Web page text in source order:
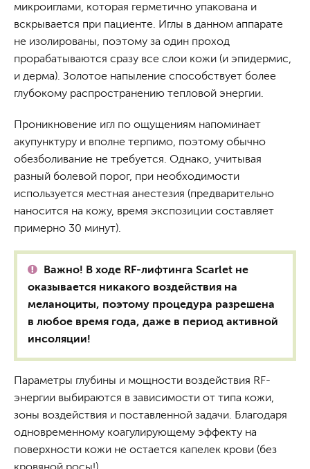
микроиглами, которая герметично упакована и
вскрывается при пациенте. Иглы в данном аппарате
не изолированы, поэтому за один проход
прорабатываются сразу все слои кожи (и эпидермис,
и дерма). Золотое напыление способствует более
глубокому распространению тепловой энергии.
Проникновение игл по ощущениям напоминает
акупунктуру и вполне терпимо, поэтому обычно
обезболивание не требуется. Однако, учитывая
разный болевой порог, при необходимости
используется местная анестезия (предварительно
наносится на кожу, время экспозиции составляет
примерно 30 минут).
Важно! В ходе RF-лифтинга Scarlet не
оказывается никакого воздействия на
меланоциты, поэтому процедура разрешена
в любое время года, даже в период активной
инсоляции!
Параметры глубины и мощности воздействия RF-
энергии выбираются в зависимости от типа кожи,
зоны воздействия и поставленной задачи. Благодаря
одновременному коагулирующему эффекту на
поверхности кожи не остается капелек крови (без
кровяной росы!).